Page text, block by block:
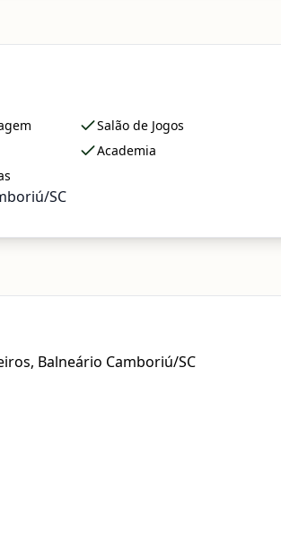
Salão de Jogos
Academia
SC
Balneário Camboriú/SC